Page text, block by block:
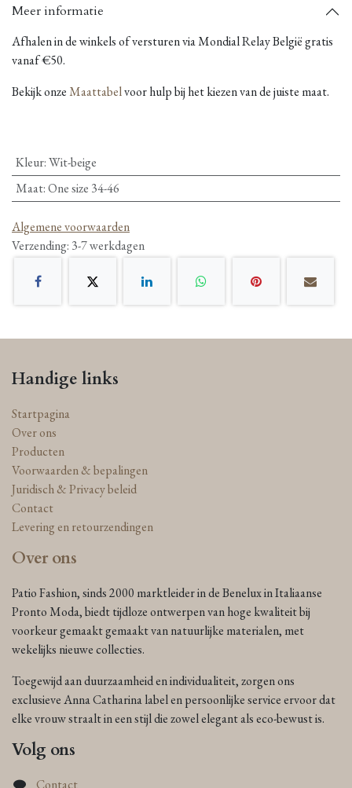
Meer informatie
Afhalen in de winkels of versturen via Mondial Relay België gratis
vanaf €50.
Bekijk onzeMaattabelvoor hulp bij het kiezen van de juiste maat.
Kleur:Wit-beige
Maat:One size 34-46
Algemene voorwaarden
Verzending: 3-7 werkdagen
Handige links
Startpagina
Over ons
Producten
Voorwaarden & bepalingen
Juridisch & Privacy beleid
Contact
Levering en retourzendingen
Over ons
Patio Fashion, sinds 2000 marktleider in de Benelux in Italiaanse
Pronto Moda, biedt tijdloze ontwerpen van hoge kwaliteit bij
voorkeur gemaakt gemaakt van natuurlijke materialen, met
wekelijks nieuwe collecties.
Toegewijd aan duurzaamheid en individualiteit, zorgen ons
exclusieve Anna Catharina label en persoonlijke service ervoor dat
elke vrouw straalt in een stijl die zowel elegant als eco-bewust is.
Volg ons
Contact